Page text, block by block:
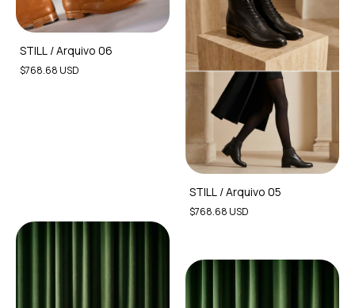
STILL / Arquivo 06
$768.68 USD
STILL / Arquivo 05
$768.68 USD